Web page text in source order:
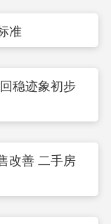
准
稳迹象初步
改善 二手房